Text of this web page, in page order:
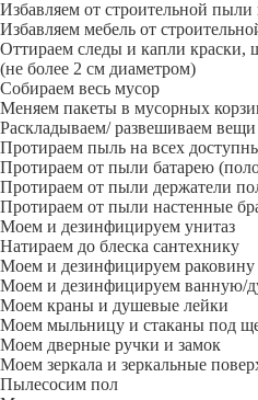
Избавляем от строительной
Избавляем мебель от
Оттираем следы и капли краски,
(не более 2 см диаметром)
Собираем весь мусор
Меняем пакеты в мусорных
Раскладываем/ развешиваем вещи
Протираем пыль на всех
Протираем от пыли батарею
Протираем от пыли держатели
Протираем от пыли настенные
Моем и дезинфицируем унитаз
Натираем до блеска сантехнику
Моем и дезинфицируем раковину
Моем и дезинфицируем ванную/
Моем краны и душевые лейки
Моем мыльницу и стаканы под
Моем дверные ручки и замок
Моем зеркала и зеркальные
Пылесосим пол